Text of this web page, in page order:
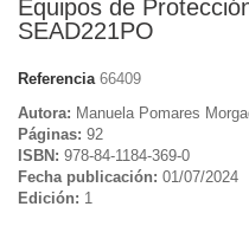
Equipos de
SEAD221PO
Referencia 66409
Autora: Manuela Pomares
Páginas: 92
ISBN: 978-84-1184-369-0
Fecha publicación: 01/07/2024
Edición: 1